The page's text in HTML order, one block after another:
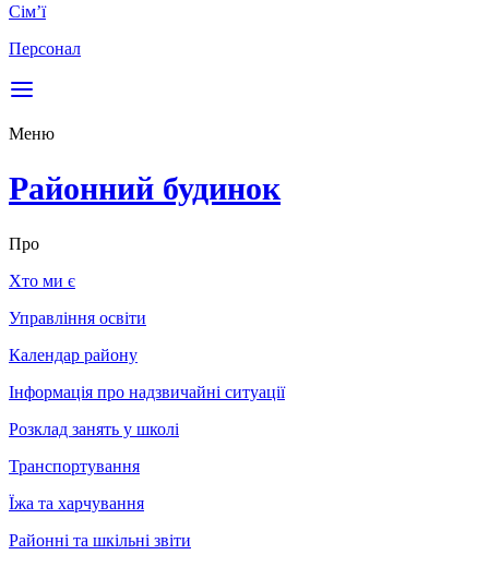
Сім’ї
Персонал
Меню
Районний будинок
Про
Хто ми є
Управління освіти
Календар району
Інформація про надзвичайні ситуації
Розклад занять у школі
Транспортування
Їжа та харчування
Районні та шкільні звіти